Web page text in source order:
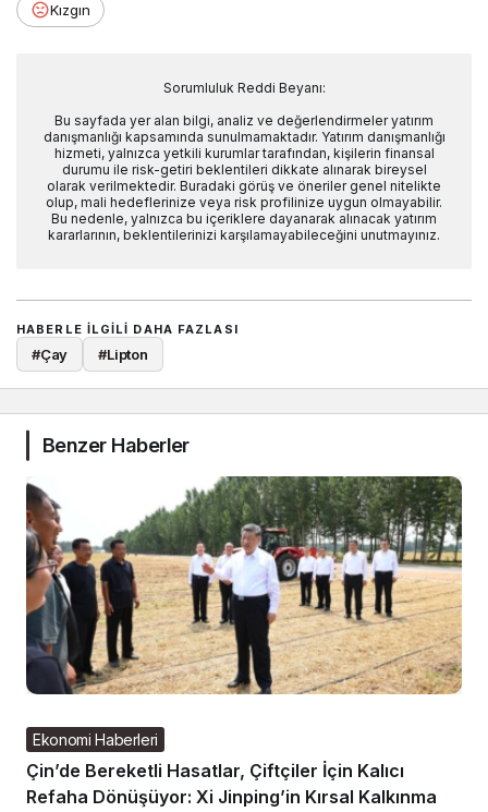
Kızgın
Sorumluluk Reddi Beyanı:
Bu sayfada yer alan bilgi, analiz ve değerlendirmeler yatırım
danışmanlığı kapsamında sunulmamaktadır. Yatırım danışmanlığı
hizmeti, yalnızca yetkili kurumlar tarafından, kişilerin finansal
durumu ile risk-getiri beklentileri dikkate alınarak bireysel
olarak verilmektedir. Buradaki görüş ve öneriler genel nitelikte
olup, mali hedeflerinize veya risk profilinize uygun olmayabilir.
Bu nedenle, yalnızca bu içeriklere dayanarak alınacak yatırım
kararlarının, beklentilerinizi karşılamayabileceğini unutmayınız.
HABERLE ILGILI DAHA FAZLASI
#Çay #Lipton
Benzer Haberler
Ekonomi Haberleri
Çin’de Bereketli Hasatlar, Çiftçiler İçin Kalıcı
Refaha Dönüşüyor: Xi Jinping’in Kırsal Kalkınma